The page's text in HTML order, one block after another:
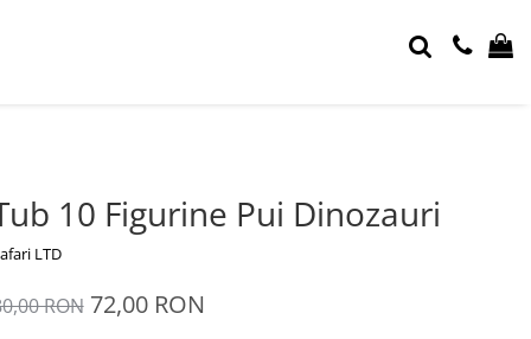
10 Figurine Pui Dinozauri
LTD
RON 72,00 RON